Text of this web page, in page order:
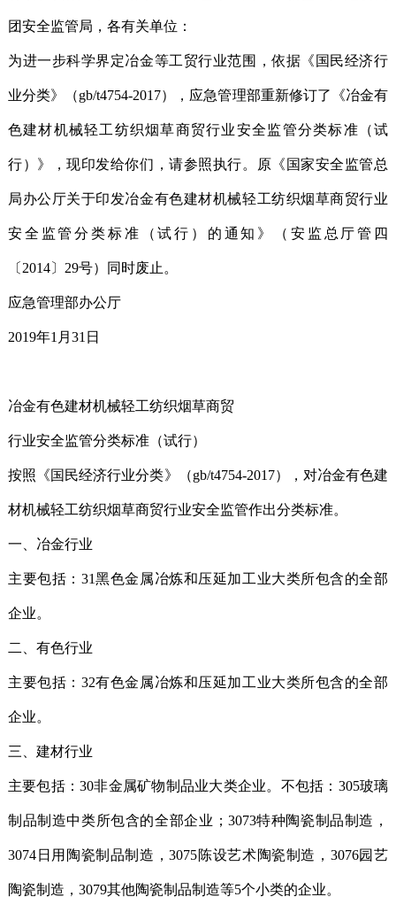
团安全监管局，各有关单位：
为进一步科学界定冶金等工贸行业范围，依据《国民经济行
业分类》（gb/t4754-2017），应急管理部重新修订了《冶金有
色建材机械轻工纺织烟草商贸行业安全监管分类标准（试
行）》，现印发给你们，请参照执行。原《国家安全监管总
局办公厅关于印发冶金有色建材机械轻工纺织烟草商贸行业
安全监管分类标准（试行）的通知》（安监总厅管四
〔2014〕29号）同时废止。
应急管理部办公厅
2019年1月31日
冶金有色建材机械轻工纺织烟草商贸
行业安全监管分类标准（试行）
按照《国民经济行业分类》（gb/t4754-2017），对冶金有色建
材机械轻工纺织烟草商贸行业安全监管作出分类标准。
一、冶金行业
主要包括：31黑色金属冶炼和压延加工业大类所包含的全部
企业。
二、有色行业
主要包括：32有色金属冶炼和压延加工业大类所包含的全部
企业。
三、建材行业
主要包括：30非金属矿物制品业大类企业。不包括：305玻璃
制品制造中类所包含的全部企业；3073特种陶瓷制品制造，
3074日用陶瓷制品制造，3075陈设艺术陶瓷制造，3076园艺
陶瓷制造，3079其他陶瓷制品制造等5个小类的企业。